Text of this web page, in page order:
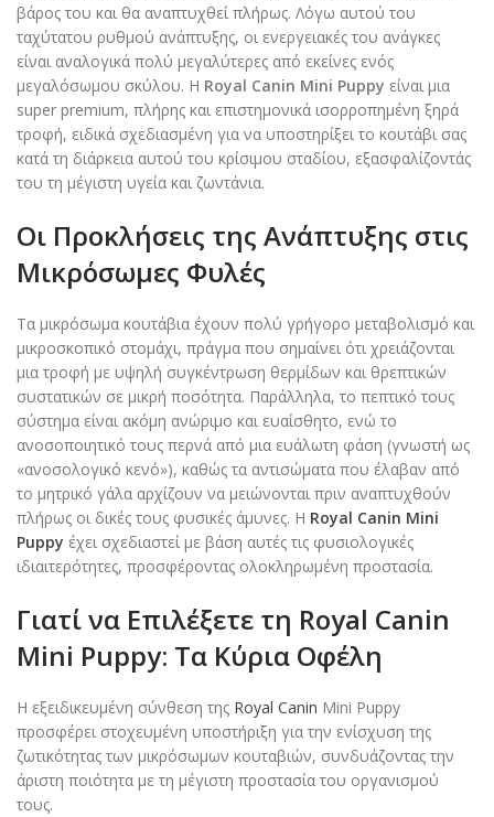
βάρος του και θα αναπτυχθεί πλήρως. Λόγω αυτού του
ταχύτατου ρυθμού ανάπτυξης, οι ενεργειακές του ανάγκες
είναι αναλογικά πολύ μεγαλύτερες από εκείνες ενός
μεγαλόσωμου σκύλου. Η Royal Canin Mini Puppy είναι μια
super premium, πλήρης και επιστημονικά ισορροπημένη ξηρά
τροφή, ειδικά σχεδιασμένη για να υποστηρίξει το κουτάβι σας
κατά τη διάρκεια αυτού του κρίσιμου σταδίου, εξασφαλίζοντάς
του τη μέγιστη υγεία και ζωντάνια.
Οι Προκλήσεις της Ανάπτυξης στις
Μικρόσωμες Φυλές
Τα μικρόσωμα κουτάβια έχουν πολύ γρήγορο μεταβολισμό και
μικροσκοπικό στομάχι, πράγμα που σημαίνει ότι χρειάζονται
μια τροφή με υψηλή συγκέντρωση θερμίδων και θρεπτικών
συστατικών σε μικρή ποσότητα. Παράλληλα, το πεπτικό τους
σύστημα είναι ακόμη ανώριμο και ευαίσθητο, ενώ το
ανοσοποιητικό τους περνά από μια ευάλωτη φάση (γνωστή ως
«ανοσολογικό κενό»), καθώς τα αντισώματα που έλαβαν από
το μητρικό γάλα αρχίζουν να μειώνονται πριν αναπτυχθούν
πλήρως οι δικές τους φυσικές άμυνες. Η Royal Canin Mini
Puppy έχει σχεδιαστεί με βάση αυτές τις φυσιολογικές
ιδιαιτερότητες, προσφέροντας ολοκληρωμένη προστασία.
Γιατί να Επιλέξετε τη Royal Canin
Mini Puppy: Τα Κύρια Οφέλη
Η εξειδικευμένη σύνθεση της Royal Canin Mini Puppy
προσφέρει στοχευμένη υποστήριξη για την ενίσχυση της
ζωτικότητας των μικρόσωμων κουταβιών, συνδυάζοντας την
άριστη ποιότητα με τη μέγιστη προστασία του οργανισμού
τους.